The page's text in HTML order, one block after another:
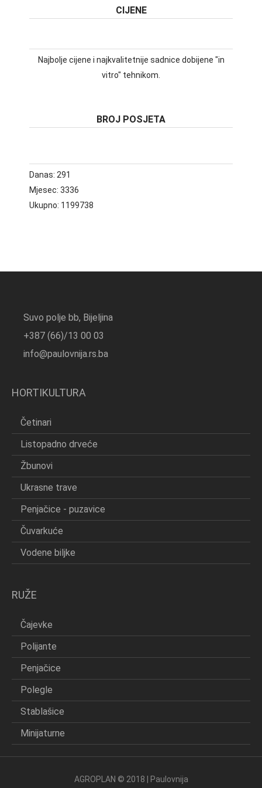
CIJENE
Najbolje cijene i najkvalitetnije sadnice dobijene "in
vitro" tehnikom.
BROJ POSJETA
Danas: 291
Mjesec: 3336
Ukupno: 1199738
Suvo polje bb, Bijeljina
+387 (66)/13 00 03
info@paulovnija.rs.ba
HORTIKULTURA
Četinari
Listopadno drveće
Žbunovi
Ukrasne trave
Penjačice - puzavice
Čuvarkuće
Vodene biljke
RUŽE
Čajevke
Polijante
Penjačice
Polegle
Stablašice
Minijaturne
AGROPLAN © 2018 | Paulovnija